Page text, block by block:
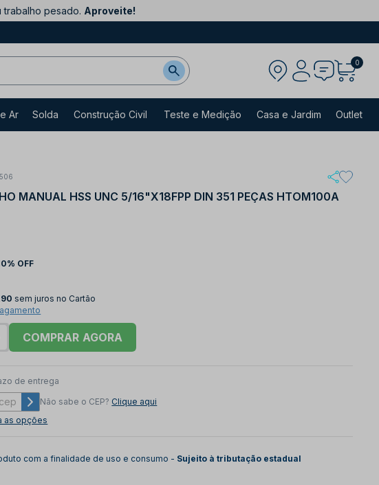
trabalho pesado. Aproveite!
0
Ar Solda Construção Civil Teste e Medição Casa e Jardim Outlet
MANUAL HSS UNC 5/16"X18FPP DIN 351 PEÇAS HTOM100A
OFF
sem juros no Cartão
COMPRAR
de entrega
Não sabe o CEP? Clique aqui
as opções
com a finalidade de uso e consumo - Sujeito à tributação estadual